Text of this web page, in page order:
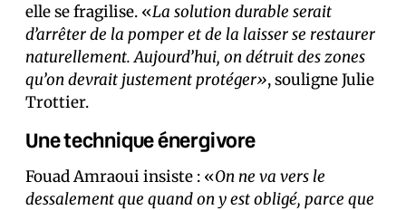
elle se fragilise. «La solution durable serait
d’arrêter de la pomper et de la laisser se restaurer
naturellement. Aujourd’hui, on détruit des zones
qu’on devrait justement protéger», souligne Julie
Trottier.
Une technique énergivore
Fouad Amraoui insiste : «On ne va vers le
dessalement que quand on y est obligé, parce que